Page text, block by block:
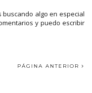
buscando algo en especial
y puedo escribir
PÁGINA ANTERIOR